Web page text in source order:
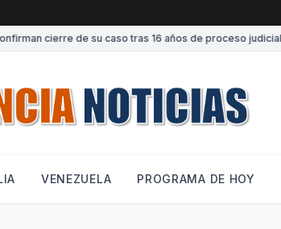
cierre de su caso tras 16 años de proceso judicial
VENEZUELA PROGRAMA DE HOY